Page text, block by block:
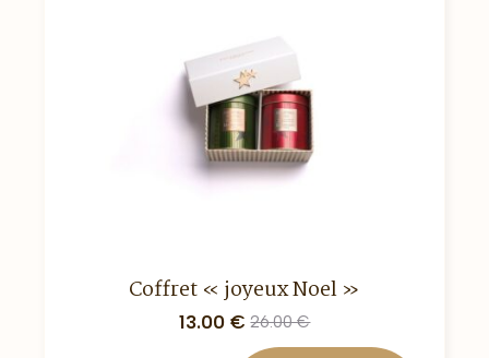
Coffret « joyeux Noel »
26.00€
Le
13.00 €Le